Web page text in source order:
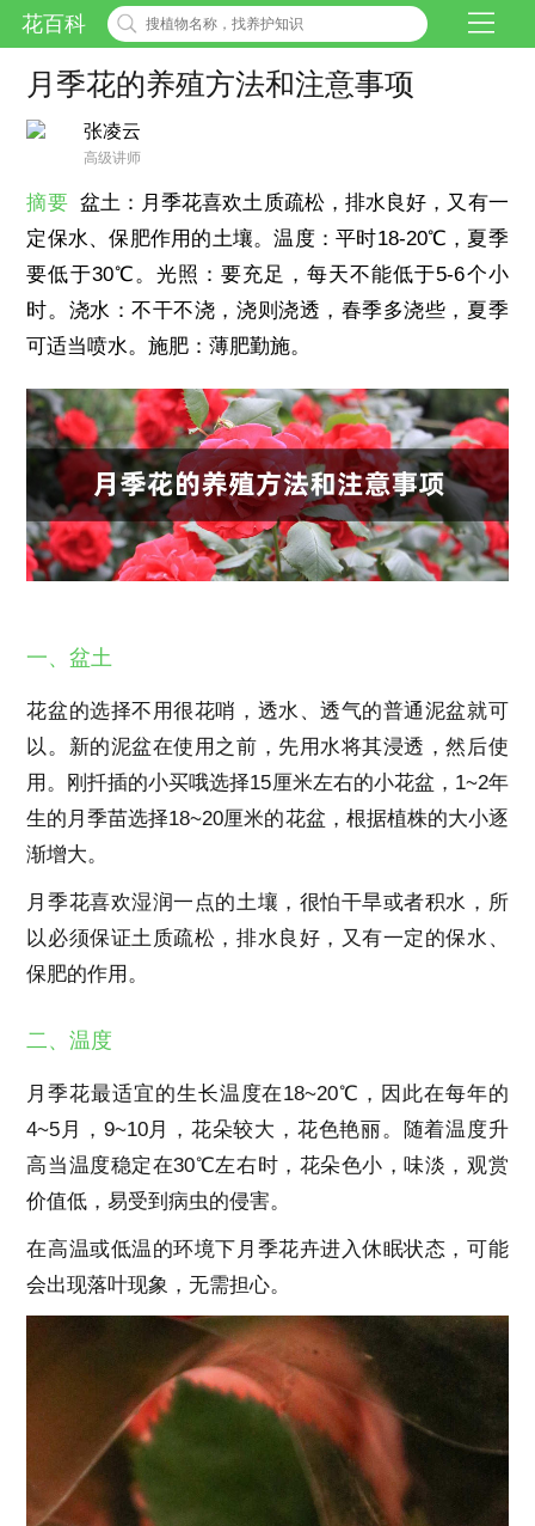
花百科
月季花的养殖方法和注意事项
张凌云
高级讲师
摘要 盆土：月季花喜欢土质疏松，排水良好，又有一
定保水、保肥作用的土壤。温度：平时18-20℃，夏季
要低于30℃。光照：要充足，每天不能低于5-6个小
时。浇水：不干不浇，浇则浇透，春季多浇些，夏季
可适当喷水。施肥：薄肥勤施。
一、盆土
花盆的选择不用很花哨，透水、透气的普通泥盆就可
以。新的泥盆在使用之前，先用水将其浸透，然后使
用。刚扦插的小买哦选择15厘米左右的小花盆，1~2年
生的月季苗选择18~20厘米的花盆，根据植株的大小逐
渐增大。
月季花喜欢湿润一点的土壤，很怕干旱或者积水，所
以必须保证土质疏松，排水良好，又有一定的保水、
保肥的作用。
二、温度
月季花最适宜的生长温度在18~20℃，因此在每年的
4~5月，9~10月，花朵较大，花色艳丽。随着温度升
高当温度稳定在30℃左右时，花朵色小，味淡，观赏
价值低，易受到病虫的侵害。
在高温或低温的环境下月季花卉进入休眠状态，可能
会出现落叶现象，无需担心。